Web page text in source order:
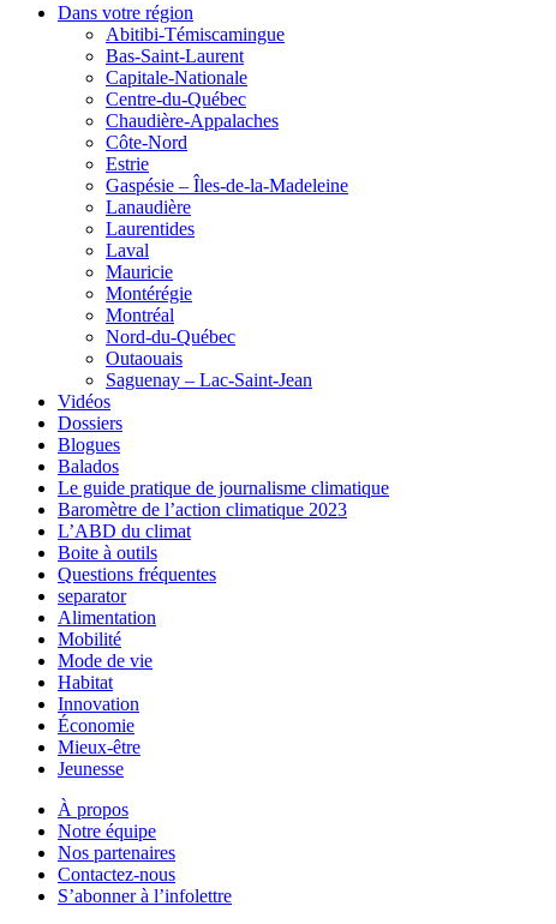
Dans votre région
Abitibi-Témiscamingue
Bas-Saint-Laurent
Capitale-Nationale
Centre-du-Québec
Chaudière-Appalaches
Côte-Nord
Estrie
Gaspésie – Îles-de-la-Madeleine
Lanaudière
Laurentides
Laval
Mauricie
Montérégie
Montréal
Nord-du-Québec
Outaouais
Saguenay – Lac-Saint-Jean
Vidéos
Dossiers
Blogues
Balados
Le guide pratique de journalisme climatique
Baromètre de l’action climatique 2023
L’ABD du climat
Boite à outils
Questions fréquentes
separator
Alimentation
Mobilité
Mode de vie
Habitat
Innovation
Économie
Mieux-être
Jeunesse
À propos
Notre équipe
Nos partenaires
Contactez-nous
S’abonner à l’infolettre